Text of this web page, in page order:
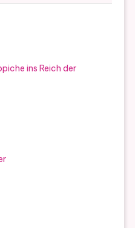
ins Reich der